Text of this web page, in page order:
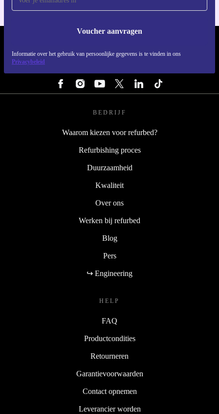
Voucher aanvragen
Informatie over het gebruik van persoonlijke gegevens is te vinden in ons
Privacybeleid
BEDRIJF
Waarom kiezen voor refurbed?
Refurbishing proces
Duurzaamheid
Kwaliteit
Over ons
Werken bij refurbed
Blog
Pers
↪ Engineering
HELP
FAQ
Productcondities
Retourneren
Garantievoorwaarden
Contact opnemen
Leverancier worden